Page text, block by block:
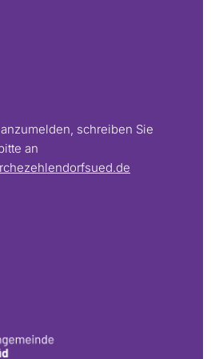
anzumelden, schreiben Sie
an